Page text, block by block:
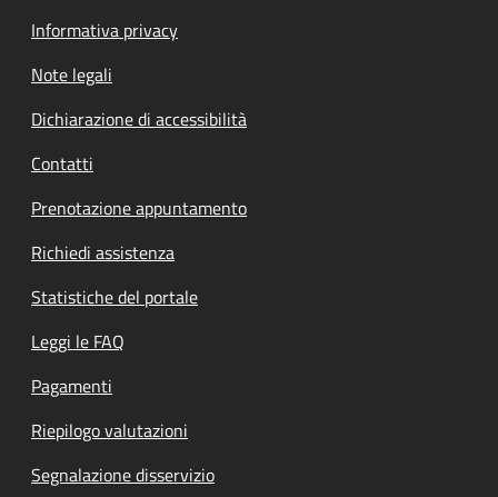
Informativa privacy
Note legali
Dichiarazione di accessibilità
Contatti
Prenotazione appuntamento
Richiedi assistenza
Statistiche del portale
Leggi le FAQ
Pagamenti
Riepilogo valutazioni
Segnalazione disservizio